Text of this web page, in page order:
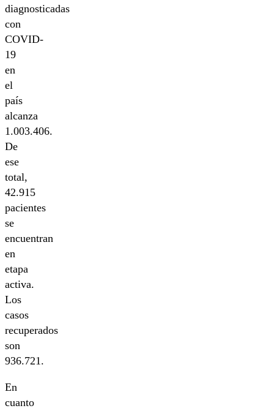
diagnosticadas
con
COVID-
19
en
el
país
alcanza
1.003.406.
De
ese
total,
42.915
pacientes
se
encuentran
en
etapa
activa.
Los
casos
recuperados
son
936.721.
En
cuanto